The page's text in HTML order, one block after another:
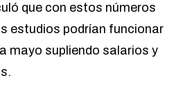
que con estos números
estudios podrían funcionar
mayo supliendo salarios y